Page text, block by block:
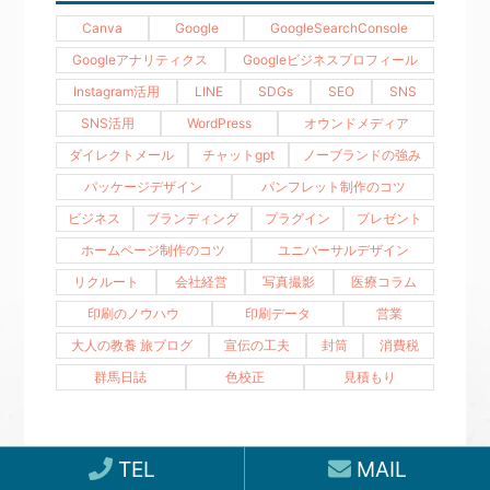
Canva Google
GoogleSearchConsole
Googleアナリティクス
Googleビジネスプロフィール
Instagram活用
LINE SDGs SEO
SNS
SNS活用
WordPress
オウンドメディア
ダイレクトメール
チャットgpt
ノーブランドの強み
パッケージデザイン
パンフレット制作のコツ
ビジネス
ブランディング プラグイン
プレゼント
ホームページ制作のコツ
ユニバーサルデザイン
リクルート
会社経営 写真撮影
医療コラム
印刷のノウハウ
印刷データ
営業
大人の教養 旅ブログ
宣伝の工夫 封筒
消費税
群馬日誌
色校正 見積もり
TEL MAIL